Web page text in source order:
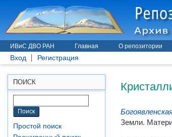
ИВиС ДВО РАН Главная О репозитории
Вход Регистрация
ПОИСК
Простой поиск
Земли.